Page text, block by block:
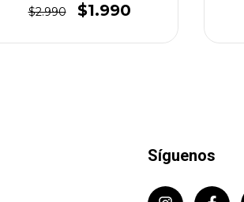
$2.990 $1.990
Síguenos